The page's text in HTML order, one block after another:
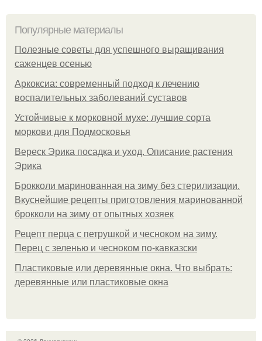
Популярные материалы
Полезные советы для успешного выращивания
саженцев осенью
Аркоксиа: современный подход к лечению
воспалительных заболеваний суставов
Устойчивые к морковной мухе: лучшие сорта
моркови для Подмосковья
Вереск Эрика посадка и уход. Описание растения
Эрика
Брокколи маринованная на зиму без стерилизации.
Вкуснейшие рецепты приготовления маринованной
брокколи на зиму от опытных хозяек
Рецепт перца с петрушкой и чесноком на зиму.
Перец с зеленью и чесноком по-кавказски
Пластиковые или деревянные окна. Что выбрать:
деревянные или пластиковые окна